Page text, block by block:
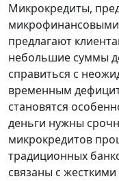
Микрокредиты,
предлагают
небольшие суммы
справиться с
временным
становятся
деньги нужны
микрокредитов
традиционных
связаны с